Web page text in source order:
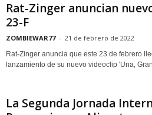
Rat-Zinger anuncian
23-F
ZOMBIEWAR77 - 21 de febrero de 2022
Rat-Zinger anuncia que este 23 de febrero
lanzamiento de su nuevo videoclip 'Una,
La Segunda Jornada